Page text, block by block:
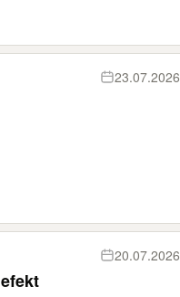
23.07.2026
20.07.2026